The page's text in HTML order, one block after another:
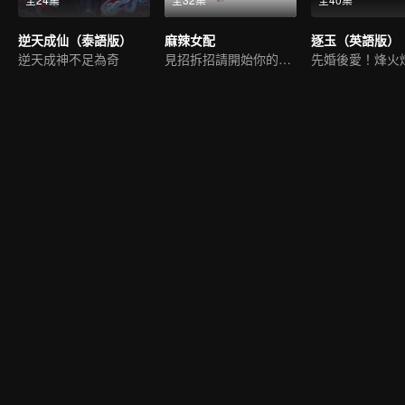
逆天成仙（泰語版）
逆天成神不足為奇
麻辣女配
見招拆招請開始你的表演
逐玉（英語版）
先婚後愛！烽火